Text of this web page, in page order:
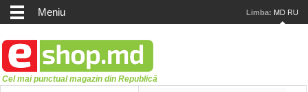
Meniu Limba: MD RU
Cel mai punctual magazin din Republică